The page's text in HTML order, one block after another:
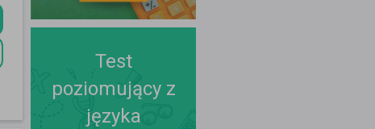
Test
poziomujący z
języka